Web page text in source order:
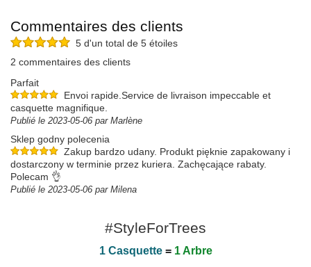
Commentaires des clients
5 d'un total de 5 étoiles
2 commentaires des clients
Parfait
Envoi rapide.Service de livraison impeccable et
casquette magnifique.
Publié le 2023-05-06 par Marlène
Sklep godny polecenia
Zakup bardzo udany. Produkt pięknie zapakowany i
dostarczony w terminie przez kuriera. Zachęcające rabaty.
Polecam 👌
Publié le 2023-05-06 par Milena
#StyleForTrees
1 Casquette= 1 Arbre